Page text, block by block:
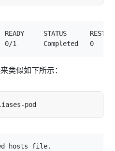
STATUS
类似如下所示：
hosts file.